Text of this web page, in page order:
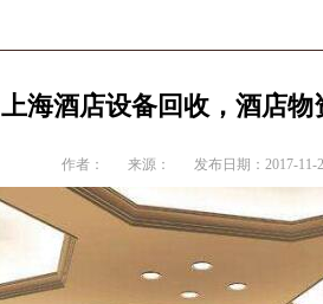
上海酒店设备回收，酒店物
作者： 来源： 发布日期：2017-11-